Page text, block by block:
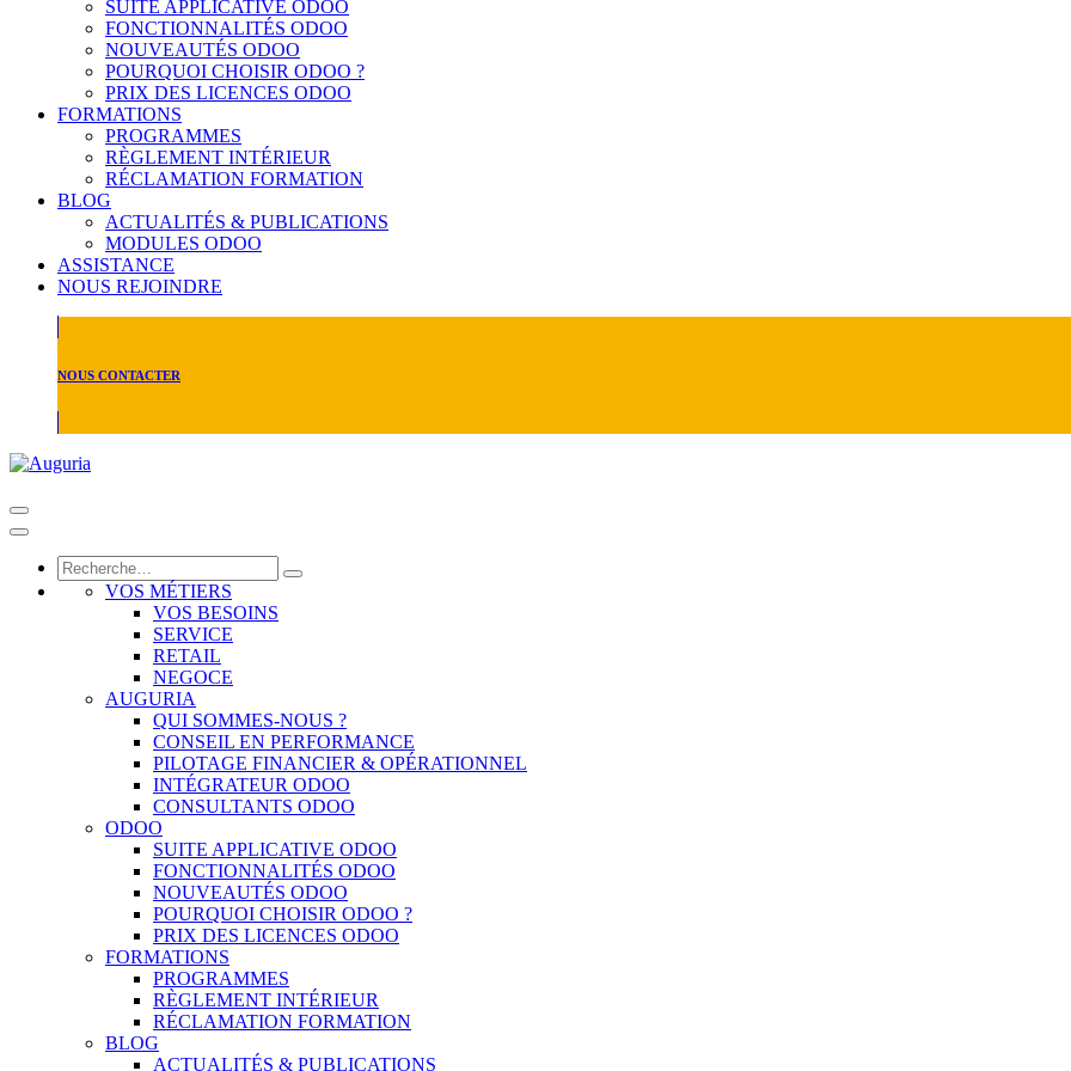
SUITE APPLICATIVE ODOO
FONCTIONNALITÉS ODOO
NOUVEAUTÉS ODOO
POURQUOI CHOISIR ODOO ?
PRIX DES LICENCES ODOO
FORMATIONS
PROGRAMMES
RÈGLEMENT INTÉRIEUR
RÉCLAMATION FORMATION
BLOG
ACTUALITÉS & PUBLICATIONS
MODULES ODOO
ASSISTANCE
NOUS REJOINDRE
NOUS CONTACTER
VOS MÉTIERS
VOS BESOINS
SERVICE
RETAIL
NEGOCE
AUGURIA
QUI SOMMES-NOUS ?
CONSEIL EN PERFORMANCE
PILOTAGE FINANCIER & OPÉRATIONNEL
INTÉGRATEUR ODOO
CONSULTANTS ODOO
ODOO
SUITE APPLICATIVE ODOO
FONCTIONNALITÉS ODOO
NOUVEAUTÉS ODOO
POURQUOI CHOISIR ODOO ?
PRIX DES LICENCES ODOO
FORMATIONS
PROGRAMMES
RÈGLEMENT INTÉRIEUR
RÉCLAMATION FORMATION
BLOG
ACTUALITÉS & PUBLICATIONS